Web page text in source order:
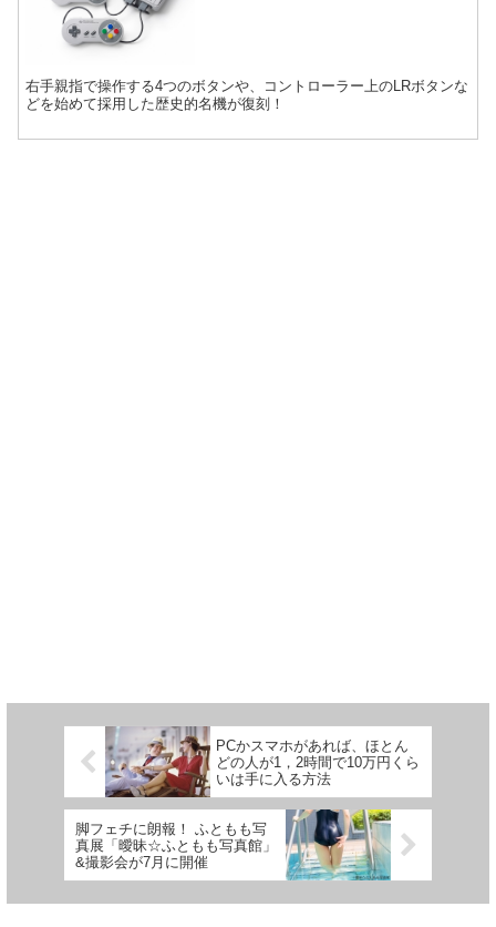
右手親指で操作する4つのボタンや、コントローラー上のLRボタンな
どを始めて採用した歴史的名機が復刻！
PCかスマホがあれば、ほとん
どの人が1，2時間で10万円くら
いは手に入る方法
脚フェチに朗報！ ふともも写
真展「曖昧☆ふともも写真館」
&撮影会が7月に開催